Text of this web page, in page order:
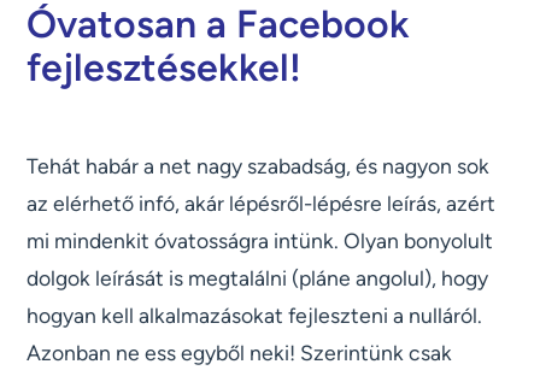
Óvatosan a Facebook
fejlesztésekkel!
Tehát habár a net nagy szabadság, és nagyon sok
az elérhető infó, akár lépésről-lépésre leírás, azért
mi mindenkit óvatosságra intünk. Olyan bonyolult
dolgok leírását is megtalálni (pláne angolul), hogy
hogyan kell alkalmazásokat fejleszteni a nulláról.
Azonban ne ess egyből neki! Szerintünk csak